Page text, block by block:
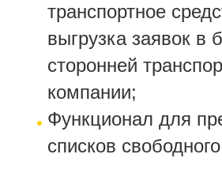
транспортное
выгрузка заявок в
сторонней
компании;
Функционал для
списков